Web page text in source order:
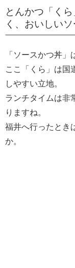
とんかつ「く
く、おいしい
「ソースかつ丼」
ここ「くら」は国
しやすい立地。
ランチタイムは非
りますね。
福井へ行ったとき
か。